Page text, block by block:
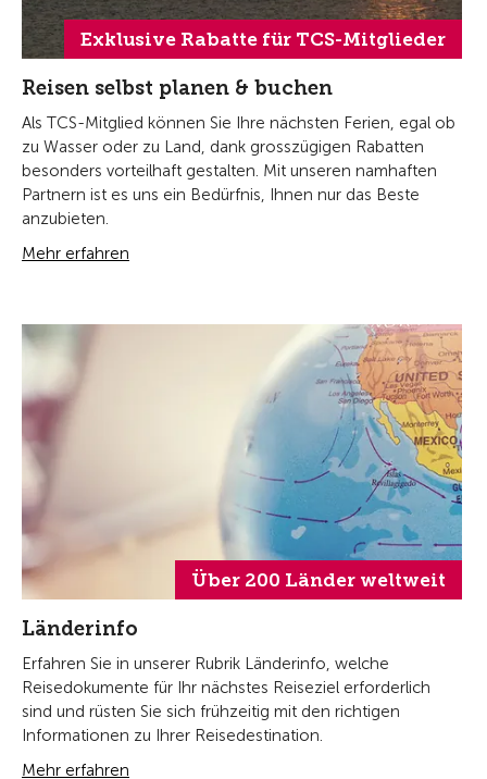
Exklusive Rabatte für TCS-Mitglieder
Reisen selbst planen & buchen
Als TCS-Mitglied können Sie Ihre nächsten Ferien, egal ob
zu Wasser oder zu Land, dank grosszügigen Rabatten
besonders vorteilhaft gestalten. Mit unseren namhaften
Partnern ist es uns ein Bedürfnis, Ihnen nur das Beste
anzubieten.
Mehr erfahren
Über 200 Länder weltweit
Länderinfo
Erfahren Sie in unserer Rubrik Länderinfo, welche
Reisedokumente für Ihr nächstes Reiseziel erforderlich
sind und rüsten Sie sich frühzeitig mit den richtigen
Informationen zu Ihrer Reisedestination.
Mehr erfahren